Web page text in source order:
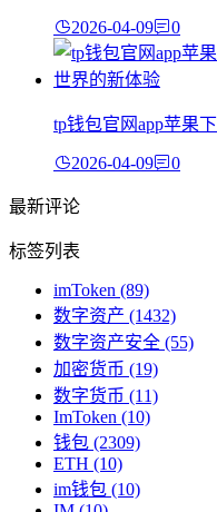
2026-04-09 0
tp钱包官网app苹果
2026-04-09 0
最新评论
标签列表
imToken (89)
数字资产 (1432)
数字资产安全 (55)
加密货币 (19)
数字货币 (11)
ImToken (10)
钱包 (2309)
ETH (10)
im钱包 (10)